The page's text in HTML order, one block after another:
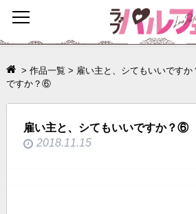
toggle
navigation
> 作品一覧 > 雇い主と、シてもいいですか
ですか？⑥
雇い主と、シてもいいですか？⑥
2018.11.15